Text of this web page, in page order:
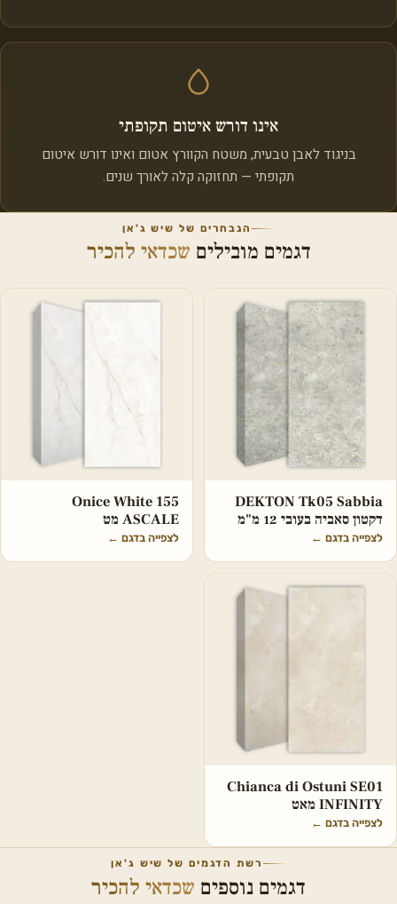
אינו דורש איטום תקופתי
בניגוד לאבן טבעית, משטח הקוורץ אטום ואינו דורש איטום
תקופתי — תחזוקה קלה לאורך שנים.
הנבחרים של שיש ג'אן
דגמים מובילים שכדאי להכיר
DEKTON Tk05 Sabbia
דקטון סאביה בעובי 12 מ"מ
לצפייה בדגם ←
Onice White 155
ASCALE מט
לצפייה בדגם ←
Chianca di Ostuni SE01
INFINITY מאט
לצפייה בדגם ←
רשת הדגמים של שיש ג'אן
דגמים נוספים שכדאי להכיר